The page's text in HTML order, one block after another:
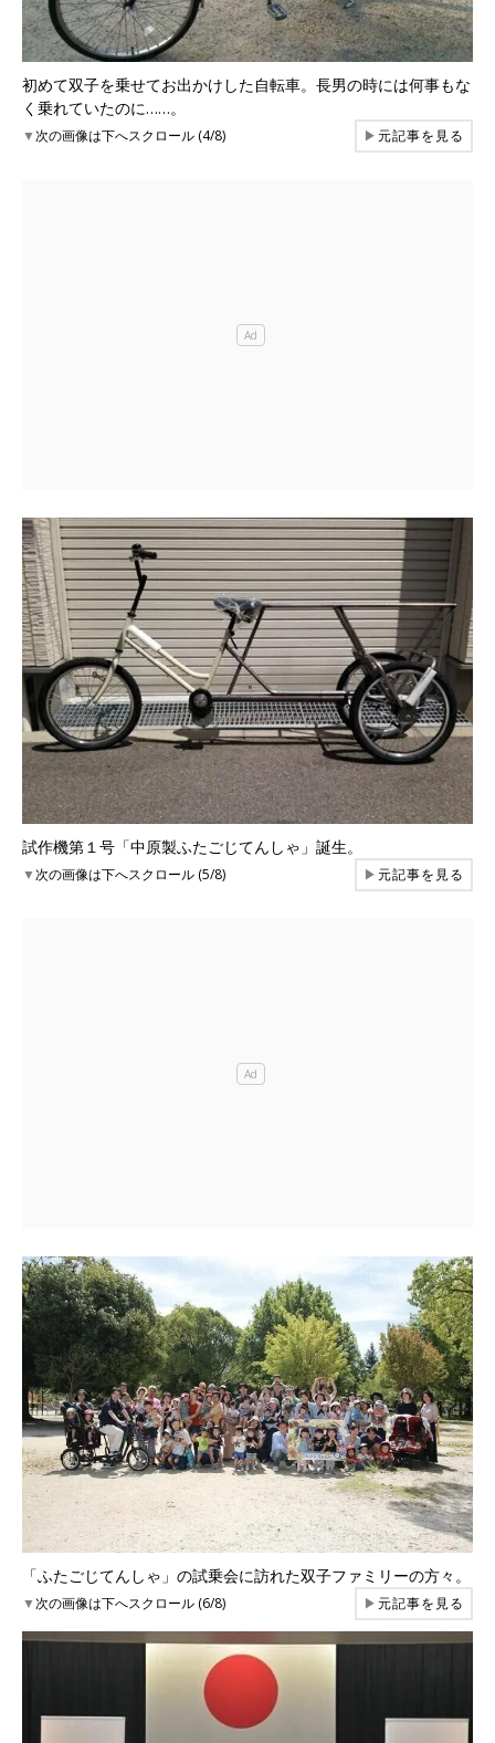
初めて双子を乗せてお出かけした自転車。長男の時には何事もな
く乗れていたのに……。
▼次の画像は下へスクロール (4/8) ▶元記事を見る
試作機第１号「中原製ふたごじてんしゃ」誕生。
▼次の画像は下へスクロール (5/8) ▶元記事を見る
「ふたごじてんしゃ」の試乗会に訪れた双子ファミリーの方々。
▼次の画像は下へスクロール (6/8) ▶元記事を見る